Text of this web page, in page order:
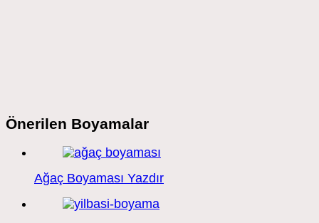
Önerilen Boyamalar
Ağaç Boyaması Yazdır